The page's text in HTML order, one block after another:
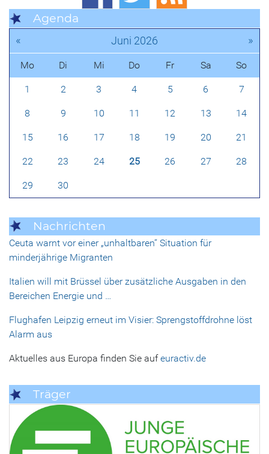
Agenda
« Juni 2026 »
Mo Di Mi Do Fr Sa So
1 2 3 4 5 6 7
8 9 10 11 12 13 14
15 16 17 18 19 20 21
22 23 24 25 26 27 28
29 30
Nachrichten
Ceuta warnt vor einer „unhaltbaren“ Situation für
minderjährige Migranten
Italien will mit Brüssel über zusätzliche Ausgaben in den
Bereichen Energie und …
Flughafen Leipzig erneut im Visier: Sprengstoffdrohne löst
Alarm aus
Aktuelles aus Europa finden Sie aufeuractiv.de
Träger